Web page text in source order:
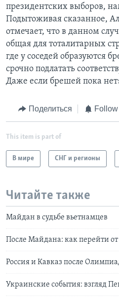
президентских выборов,
Подытоживая сказанное,
отмечает, что в данном
общая для тоталитарных
где у соседей образуются
срочно подлатать
Даже если брешей пока
Поделиться
This item is part of
В мире СНГ и регионы
Читайте также
Майдан в судьбе вьетнамцев
После Майдана: как перейти
Россия и Кавказ после
Украинские события: взгляд